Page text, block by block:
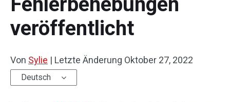
veröffentlicht
Von Sylie | Letzte Änderung Oktober 27, 2022
Deutsch